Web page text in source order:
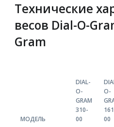
Технические
весов Dial-O-
Gram
МОДЕЛЬ
DIAL-
O-
GRAM
310-
00
O-
00